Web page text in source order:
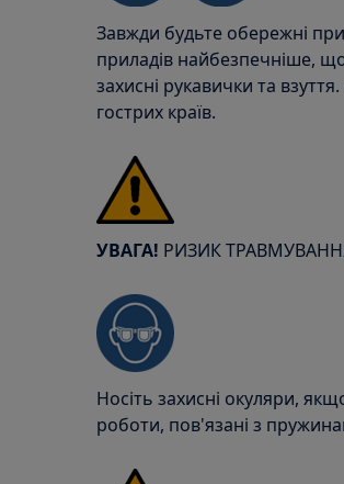
Завжди будьте обережні
приладів найбезпечніше,
захисні рукавички та
гострих країв.
УВАГА! РИЗИК
Носіть захисні окуляри,
роботи, пов'язані з